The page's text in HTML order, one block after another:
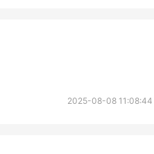
2025-08-08 11:08:44